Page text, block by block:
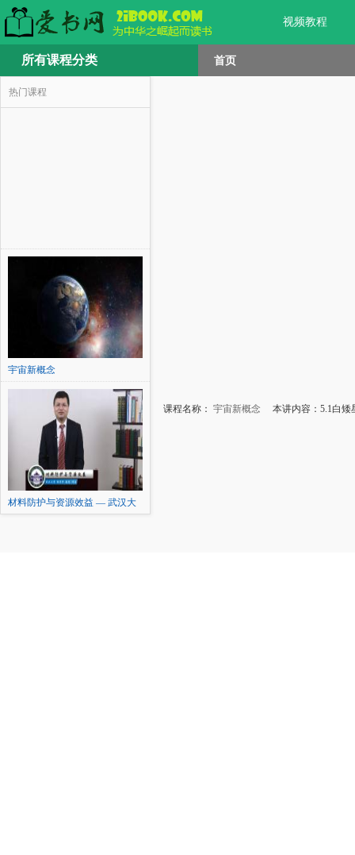
视频教程
所有课程分类 首页
热门课程
宇宙新概念
材料防护与资源效益 — 武汉大
课程名称： 宇宙新概念 本讲内容：5.1白矮